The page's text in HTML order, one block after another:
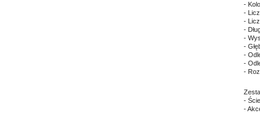
-
-
-
-
-
-
-
-
-
-
-